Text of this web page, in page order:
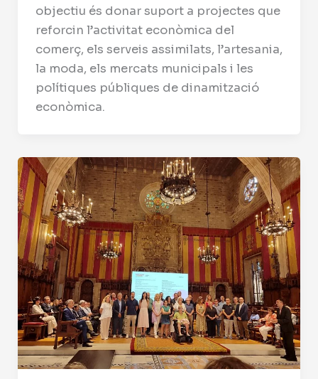
objectiu és donar suport a projectes que
reforcin l’activitat econòmica del
comerç, els serveis assimilats, l’artesania,
la moda, els mercats municipals i les
polítiques públiques de dinamització
econòmica.